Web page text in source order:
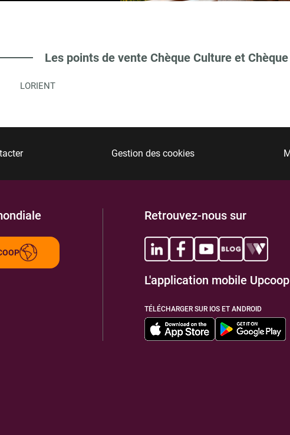
Les points de vente Chèque Culture et
LORIENT
Gestion des cookies
Retrouvez-nous sur
L'application mobile Upcoop
TÉLÉCHARGER SUR IOS ET ANDROID